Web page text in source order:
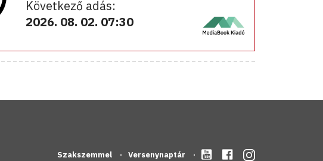
Következő adás:
2026. 08. 02. 07:30
Szakszemmel Versenynaptár